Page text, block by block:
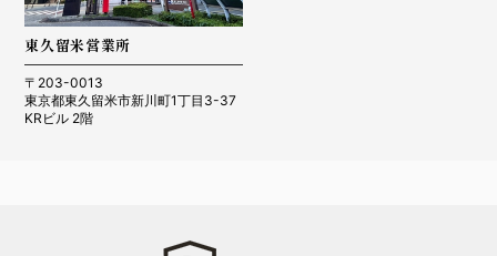
東久留米営業所
〒203-0013
東京都東久留米市新川町1丁目3-37
KRビル 2階